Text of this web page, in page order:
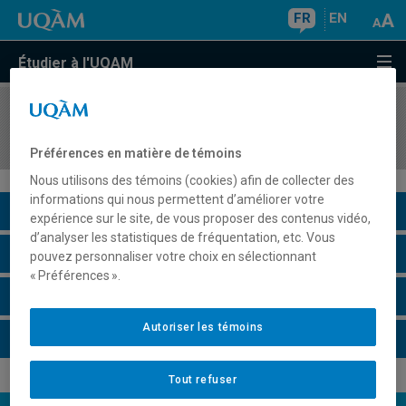
FR EN
Étudier à l'UQAM
COURS//
Description du cours
Horaire - Été 2026
Préférences en matière de témoins
Nous utilisons des témoins (cookies) afin de collecter des
informations qui nous permettent d’améliorer votre
expérience sur le site, de vous proposer des contenus vidéo,
d’analyser les statistiques de fréquentation, etc. Vous
pouvez personnaliser votre choix en sélectionnant
« Préférences ».
Tout refuser
Autoriser les témoins